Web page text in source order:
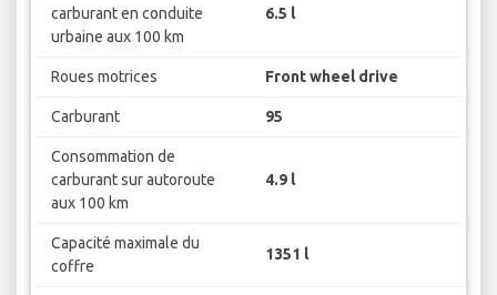
carburant en conduite
urbaine aux 100 km
6.5 l
Roues motrices Front wheel drive
Carburant 95
Consommation de
carburant sur autoroute
aux 100 km
4.9 l
Capacité maximale du
coffre
1351 l